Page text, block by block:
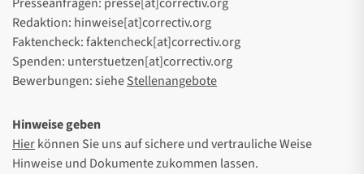
Redaktion: hinweise[at]correctiv.org
Faktencheck: faktencheck[at]correctiv.org
Spenden: unterstuetzen[at]correctiv.org
Bewerbungen: sieheStellenangebote
Hinweise geben
Hierkönnen Sie uns auf sichere und vertrauliche Weise
Hinweise und Dokumente zukommen lassen.